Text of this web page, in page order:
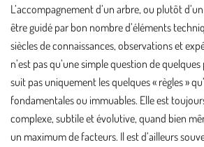
L’accompagnement d’un arbre, ou plutôt
être guidé par bon nombre d’éléments
siècles de connaissances, observations et
n’est pas qu’une simple question de
suit pas uniquement les quelques « règles »
fondamentales ou immuables. Elle est
complexe, subtile et évolutive, quand bien
un maximum de facteurs. Il est d’ailleurs